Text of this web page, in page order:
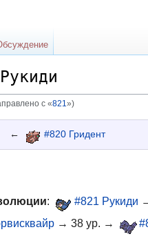
с «821 »)
← #820 Гридент
: #821 Рукиди
→ 38 ур. →